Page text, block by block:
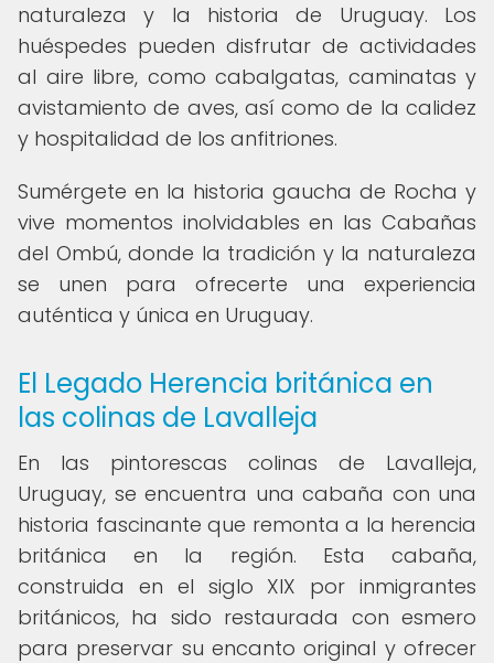
naturaleza y la historia de Uruguay. Los
huéspedes pueden disfrutar de actividades
al aire libre, como cabalgatas, caminatas y
avistamiento de aves, así como de la calidez
y hospitalidad de los anfitriones.
Sumérgete en la historia gaucha de Rocha y
vive momentos inolvidables en las Cabañas
del Ombú, donde la tradición y la naturaleza
se unen para ofrecerte una experiencia
auténtica y única en Uruguay.
El Legado Herencia británica en
las colinas de Lavalleja
En las pintorescas colinas de Lavalleja,
Uruguay, se encuentra una cabaña con una
historia fascinante que remonta a la herencia
británica en la región. Esta cabaña,
construida en el siglo XIX por inmigrantes
británicos, ha sido restaurada con esmero
para preservar su encanto original y ofrecer